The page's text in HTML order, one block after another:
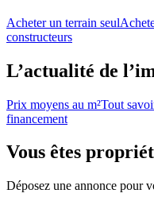
Acheter un terrain seul
constructeurs
L’actualité de
Prix moyens au m²Tout
financement
Vous êtes
Déposez une annonce pour